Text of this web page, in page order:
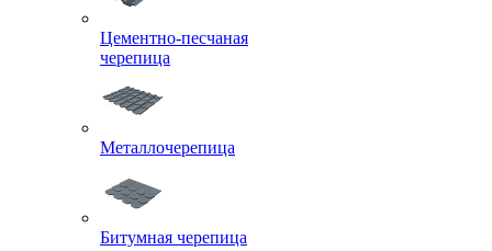
Цементно-песчаная
черепица
Металлочерепица
Битумная черепица